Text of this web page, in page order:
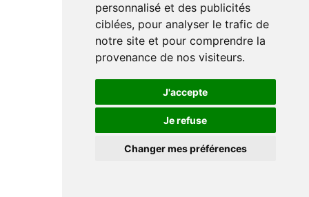
personnalisé et des publicités
ciblées, pour analyser le trafic de
notre site et pour comprendre la
provenance de nos visiteurs.
J'accepte
Je refuse
Changer mes préférences